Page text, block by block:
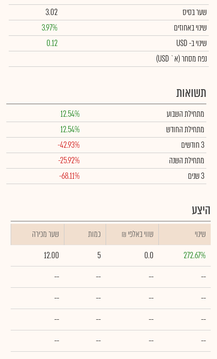
שער בסיס
3.02
שינוי באחוזים
3.97%
שינויב- USD
0.12
נפח מסחר(א` USD)
תשואות
מתחילת השבוע
12.54%
מתחילת החודש
12.54%
3 חודשים
-42.93%
מתחילת השנה
-25.92%
3 שנים
-68.11%
היצע
שינוי ₪ שווי באלפי כמות
שער מכירה
272.67%
0.0
5
12.00
--
--
--
--
--
--
--
--
--
--
--
--
--
--
--
--